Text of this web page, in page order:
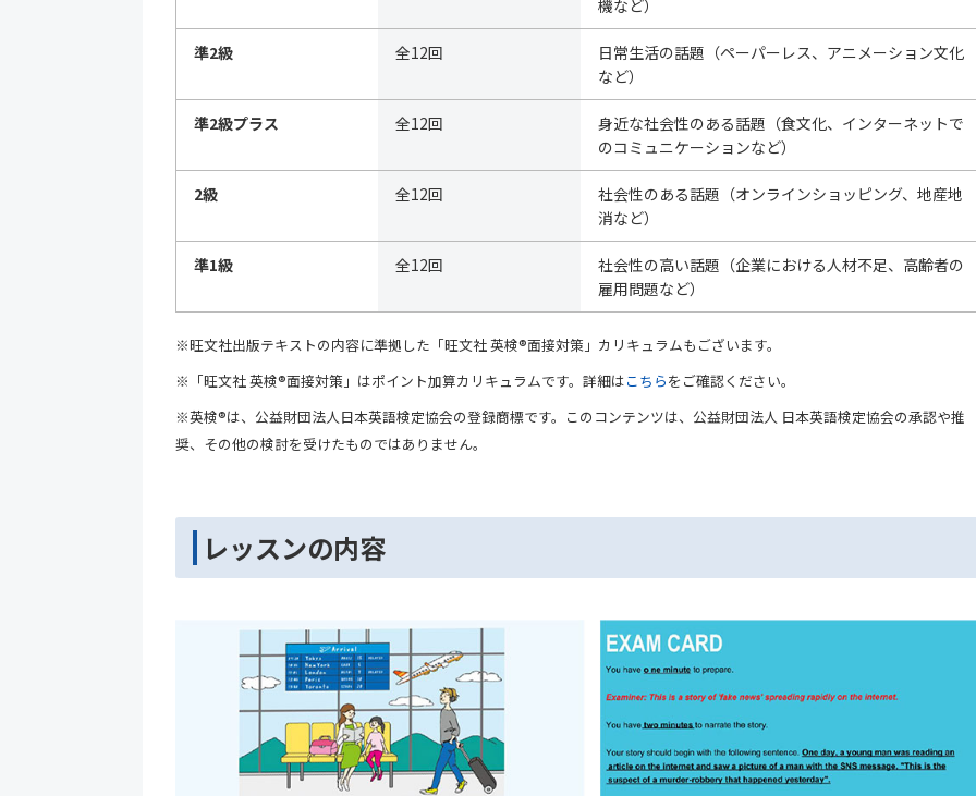
機など）
準2級 全12回
日常生活の話題（ペーパーレス、アニメーション文化
など）
準2級プラス 全12回
身近な社会性のある話題（食文化、インターネットで
のコミュニケーションなど）
2級 全12回
社会性のある話題（オンラインショッピング、地産地
消など）
準1級 全12回
社会性の高い話題（企業における人材不足、高齢者の
雇用問題など）
※旺文社出版テキストの内容に準拠した「旺文社 英検®面接対策」カリキュラムもございます。
※「旺文社 英検®面接対策」はポイント加算カリキュラムです。詳細はこちらをご確認ください。
※英検®は、公益財団法人日本英語検定協会の登録商標です。このコンテンツは、公益財団法人 日本英語検定協会の承認や推
奨、その他の検討を受けたものではありません。
レッスンの内容